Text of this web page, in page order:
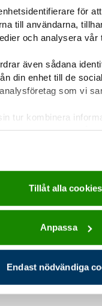
för
till användarna,
och analysera vår
även sådana
din enhet till de
som vi
tur kombinera
du har tillhandahållit
Tillåt alla cookies
Anpassa
Endast nödvändiga
kunna vara med i
nere kostnaderna så
stödfond